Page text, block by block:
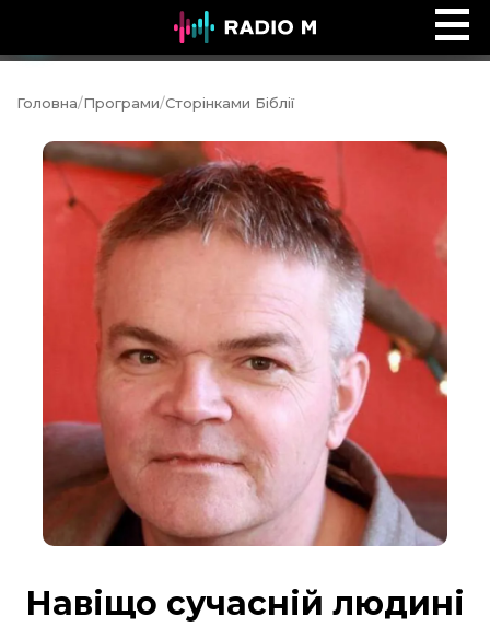
Ефір Radio M
Головна/Програми/Сторінками Біблії
Навіщо сучасній людині